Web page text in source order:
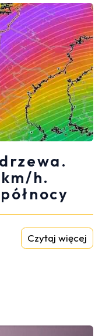
h.
Czytaj więcej